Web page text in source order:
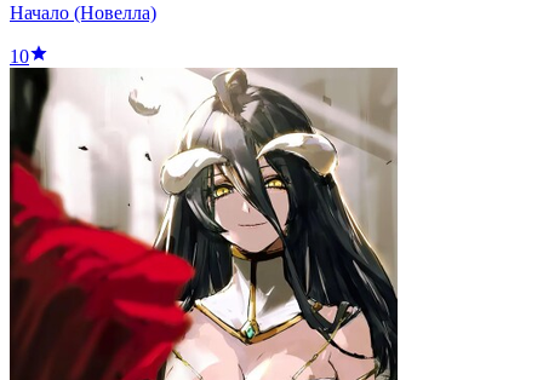
Начало (Новелла)
10